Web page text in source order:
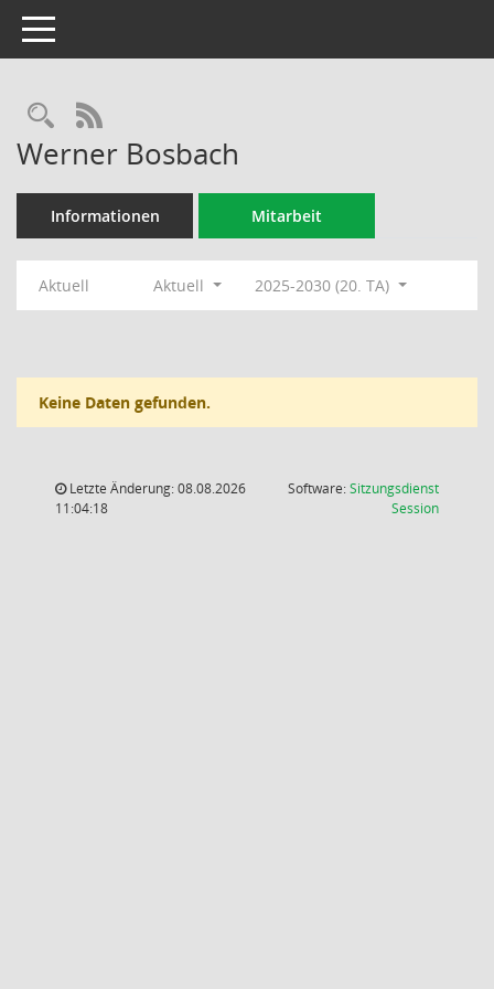
Toggle navigation
Rechercheauswahl
RSS-Feed
Werner Bosbach
Informationen Mitarbeit
Aktuell Aktuell 2025-2030 (20. TA)
Keine Daten gefunden.
Letzte Änderung: 08.08.2026
11:04:18
Software:Sitzungsdienst
Session(Wird in